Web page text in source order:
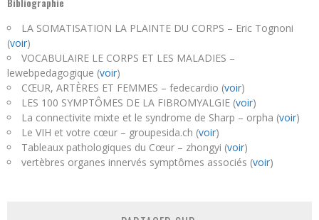
LA SOMATISATION LA PLAINTE DU CORPS – Eric Tognoni
(voir)
VOCABULAIRE LE CORPS ET LES MALADIES –
lewebpedagogique (voir)
CŒUR, ARTÈRES ET FEMMES – fedecardio (voir)
LES 100 SYMPTÔMES DE LA FIBROMYALGIE (voir)
La connectivite mixte et le syndrome de Sharp – orpha (voir)
Le VIH et votre cœur – groupesida.ch (voir)
Tableaux pathologiques du Cœur – zhongyi (voir)
vertèbres organes innervés symptômes associés (voir)